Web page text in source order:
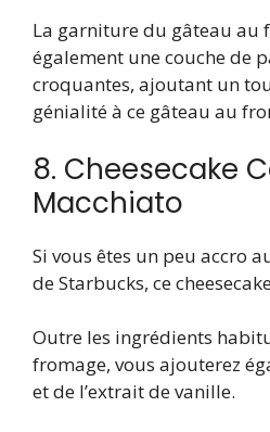
La garniture du gâteau au
également une couche de
croquantes, ajoutant un
génialité à ce gâteau au
8. Cheesecake
Macchiato
Si vous êtes un peu accro
de Starbucks, ce
Outre les ingrédients
fromage, vous ajouterez
et de l’extrait de vanille.